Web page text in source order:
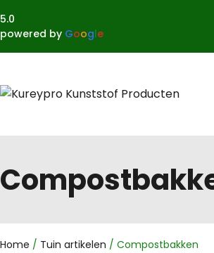
5.0
powered by Google
Home / Tuin artikelen / Compostbakken